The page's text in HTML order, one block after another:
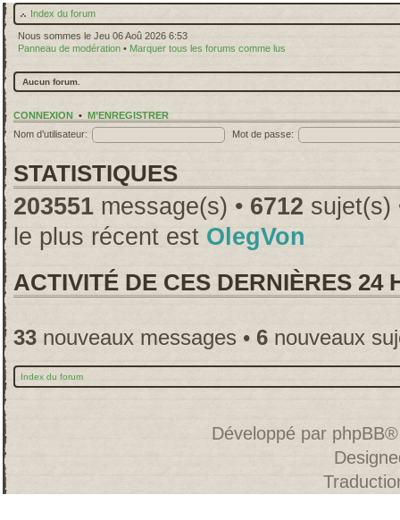
Index du forum
Nous sommes le Jeu 06 Aoû 2026 6:53
Panneau de modération • Marquer tous les forums comme lus
Aucun forum.
CONNEXION • M’ENREGISTRER
Nom d’utilisateur:
Mot de passe:
STATISTIQUES
203551 message(s) • 6712 sujet(s)
le plus récent est OlegVon
ACTIVITÉ DE CES DERNIÈRES 24
33 nouveaux messages • 6 nouveaux
Index du forum
Développé par phpBB®